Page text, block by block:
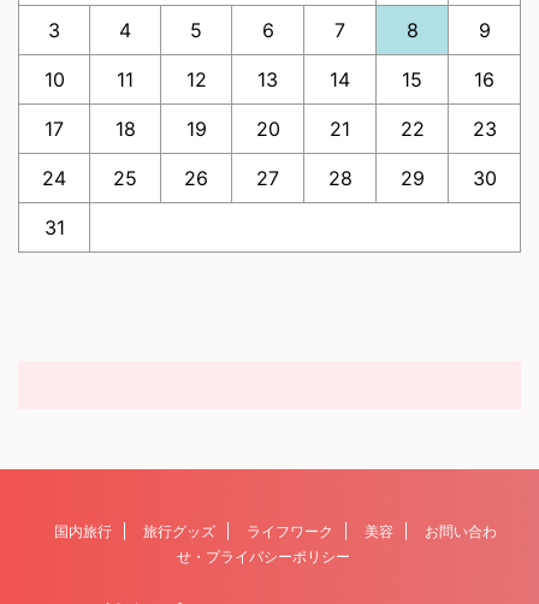
3 4 5 6 7 8 9
10 11 12 13 14 15 16
17 18 19 20 21 22 23
24 25 26 27 28 29 30
31
国内旅行 旅行グッズ ライフワーク 美容
お問い合わ
せ・プライバシーポリシー